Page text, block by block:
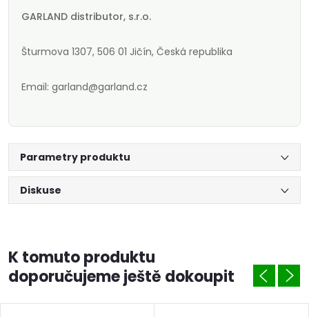
GARLAND distributor, s.r.o.
Šturmova 1307, 506 01 Jičín, Česká republika
Email: garland@garland.cz
Parametry produktu
Diskuse
K tomuto produktu
doporučujeme ještě dokoupit